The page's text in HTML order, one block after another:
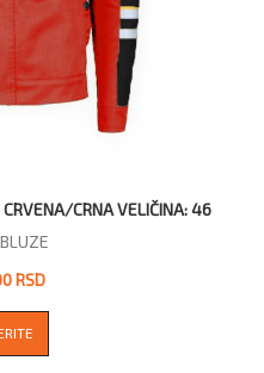
CRNA VELIČINA: 46
RSD